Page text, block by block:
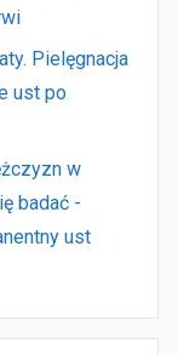
Pielęgnacja
ust po
w
badać -
ust